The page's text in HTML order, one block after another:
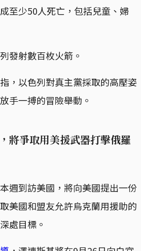
至少50人死亡，包括兒童、婦
發射數百枚火箭。
，以色列對真主黨採取的高壓姿
手一搏的冒險舉動。
將爭取用美援武器打擊俄羅
週到訪美國，將向美國提出一份
美國和盟友允許烏克蘭用援助的
處目標。